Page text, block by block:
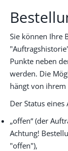
Sie können Ihre
Punkte neben
werden. Die
hängt von ihrem
Der Status
„offen“ (der
Achtung!
"offen"),